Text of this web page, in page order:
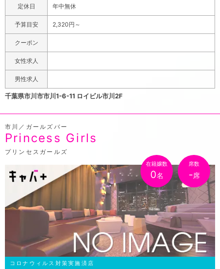
時でも楽しく盛り上がれるガールズバーなんです！市川駅
北口からすぐのガールズバー！入口は遠くからでも目立つ
ようなイルミネーションの看板にこだわりの店内はシック
にまとめてあるので、落ち着いて女の子とおしゃべりをす
るもよし、女の子と盛り上がるもよし♪お酒の種類も豊富
で特にこだわりの焼酎は『森伊蔵』や『魔王』『村尾』と
いったプレミアム芋焼酎が楽しめちゃいます！！2月から
はpaypay、楽天pay、交通系電子マネー、auウォレット
す♪今だけ、オープンを記念してポケパラを見た！でご新
規様初回1セット1,000円でご案内♪4名以上の団体様には
ボトル半額！
定休日 年中無休
予算目安 2,320円～
クーポン
女性求人
男性求人
千葉県市川市市川1-6-11 ロイビル市川2F
市川／ガールズバー
Princess Girls
プリンセスガールズ
在籍嬢数
0名
席数
-席
コロナウィルス対策実施済店